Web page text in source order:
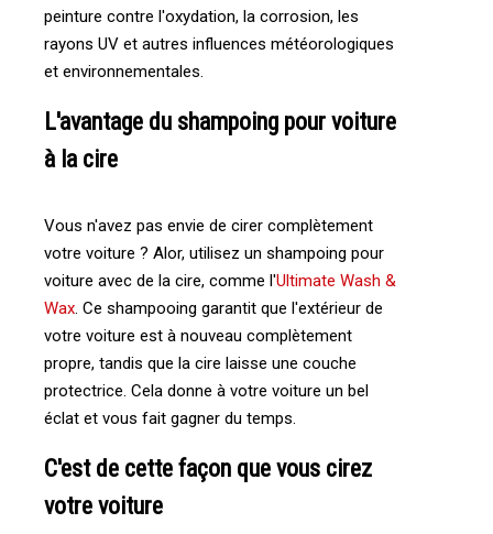
peinture contre l'oxydation, la corrosion, les
rayons UV et autres influences météorologiques
et environnementales.
L'avantage du shampoing pour voiture
à la cire
Vous n'avez pas envie de cirer complètement
votre voiture ? Alor, utilisez un shampoing pour
voiture avec de la cire, comme l'Ultimate Wash &
Wax. Ce shampooing garantit que l'extérieur de
votre voiture est à nouveau complètement
propre, tandis que la cire laisse une couche
protectrice. Cela donne à votre voiture un bel
éclat et vous fait gagner du temps.
C'est de cette façon que vous cirez
votre voiture